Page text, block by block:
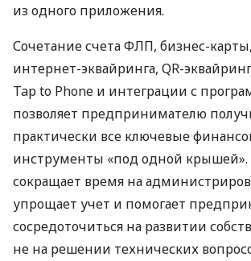
из одного приложения.
Сочетание счета ФЛП, бизнес-
интернет-эквайринга, QR-
Tap to Phone и интеграции с
позволяет предпринимателю
практически все ключевые
инструменты «под одной крышей».
сокращает время на
упрощает учет и помогает
сосредоточиться на развитии
не на решении технических